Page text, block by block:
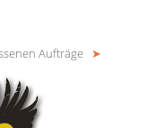
Aufträge ➤